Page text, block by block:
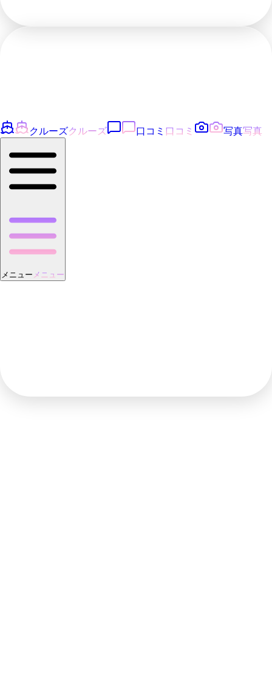
クルーズクルーズ 口コミ 口コミ 写真写真
メニュー メニュー